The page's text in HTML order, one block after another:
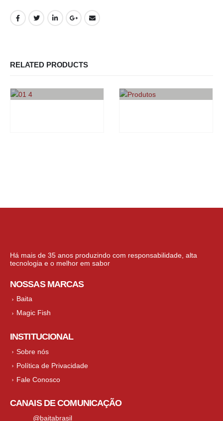
RELATED PRODUCTS
Há mais de 35 anos produzindo com responsabilidade, alta
tecnologia e o melhor em sabor
NOSSAS MARCAS
Baita
Magic Fish
INSTITUCIONAL
Sobre nós
Política de Privacidade
Fale Conosco
CANAIS DE COMUNICAÇÃO
@baitabrasil